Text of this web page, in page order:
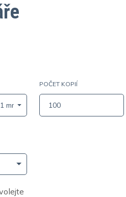
mm / 115 g/m²)
POČET KOPIÍ